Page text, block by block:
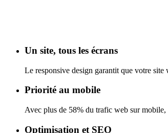
Un site, tous les écrans
Le responsive design garantit que votre
Priorité au mobile
Avec plus de 58% du trafic web sur mobile,
Optimisation et SEO